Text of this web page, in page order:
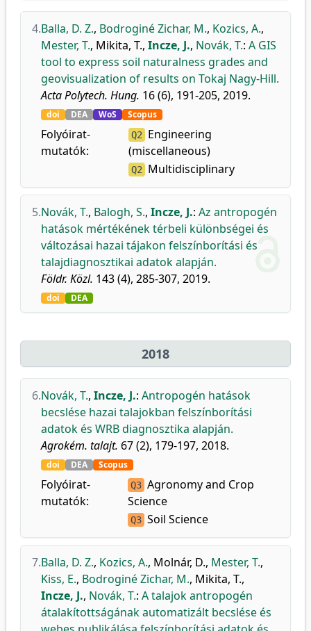
4.Balla, D. Z., Bodroginé Zichar, M., Kozics, A.,
Mester, T., Mikita, T., Incze, J., Novák, T.: A GIS
tool to express soil naturalness grades and
geovisualization of results on Tokaj Nagy-Hill.
Acta Polytech. Hung. 16 (6), 191-205, 2019.
doi DEA WoS Scopus
Folyóirat-
mutatók:
Q2 Engineering
(miscellaneous)
Q2 Multidisciplinary
5.Novák, T., Balogh, S., Incze, J.: Az antropogén
hatások mértékének térbeli különbségei és
változásai hazai tájakon felszínborítási és
talajdiagnosztikai adatok alapján.
Földr. Közl. 143 (4), 285-307, 2019.
doi DEA
2018
6.Novák, T., Incze, J.: Antropogén hatások
becslése hazai talajokban felszínborítási
adatok és WRB diagnosztika alapján.
Agrokém. talajt. 67 (2), 179-197, 2018.
doi DEA Scopus
Folyóirat-
mutatók:
Q3 Agronomy and Crop
Science
Q3 Soil Science
7.Balla, D. Z., Kozics, A., Molnár, D., Mester, T.,
Kiss, E., Bodroginé Zichar, M., Mikita, T.,
Incze, J., Novák, T.: A talajok antropogén
átalakítottságának automatizált becslése és